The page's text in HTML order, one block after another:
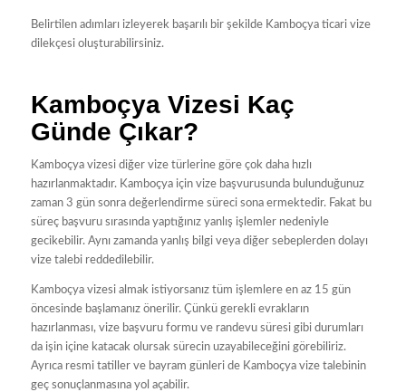
Belirtilen adımları izleyerek başarılı bir şekilde Kamboçya ticari vize
dilekçesi oluşturabilirsiniz.
Kamboçya Vizesi Kaç
Günde Çıkar?
Kamboçya vizesi diğer vize türlerine göre çok daha hızlı
hazırlanmaktadır. Kamboçya için vize başvurusunda bulunduğunuz
zaman 3 gün sonra değerlendirme süreci sona ermektedir. Fakat bu
süreç başvuru sırasında yaptığınız yanlış işlemler nedeniyle
gecikebilir. Aynı zamanda yanlış bilgi veya diğer sebeplerden dolayı
vize talebi reddedilebilir.
Kamboçya vizesi almak istiyorsanız tüm işlemlere en az 15 gün
öncesinde başlamanız önerilir. Çünkü gerekli evrakların
hazırlanması, vize başvuru formu ve randevu süresi gibi durumları
da işin içine katacak olursak sürecin uzayabileceğini görebiliriz.
Ayrıca resmi tatiller ve bayram günleri de Kamboçya vize talebinin
geç sonuçlanmasına yol açabilir.